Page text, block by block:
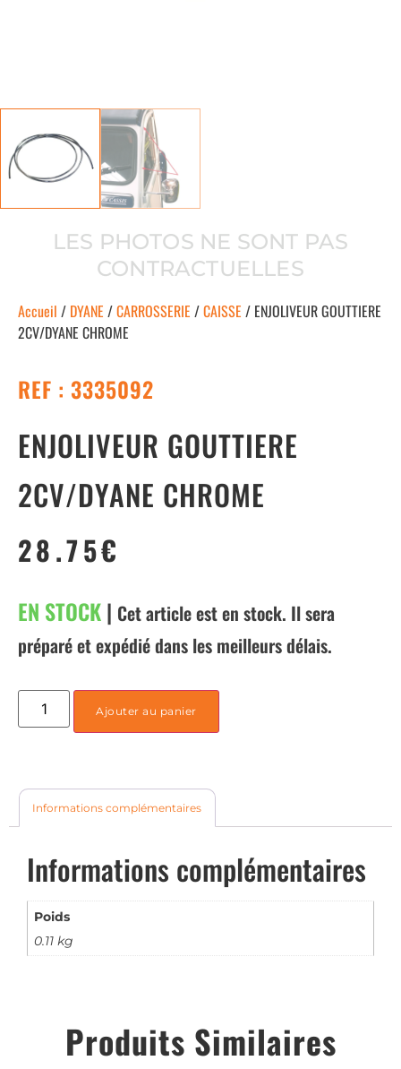
LES PHOTOS NE SONT PAS
CONTRACTUELLES
Accueil / DYANE /CARROSSERIE /CAISSE / ENJOLIVEUR GOUTTIERE
2CV/DYANE CHROME
REF : 3335092
ENJOLIVEUR GOUTTIERE
2CV/DYANE CHROME
28.75€
EN STOCK| Cet article est en stock. Il sera
préparé et expédié dans les meilleurs délais.
Ajouter au panier
Informations complémentaires
Informations complémentaires
Poids
0.11 kg
Produits Similaires